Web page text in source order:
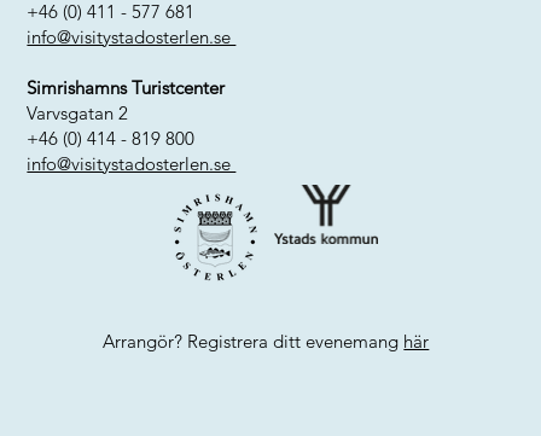
+46 (0) 411 - 577 681
info@visitystadosterlen.se
Simrishamns Turistcenter
Varvsgatan 2
+46 (0) 414 - 819 800
info@visitystadosterlen.se
Arrangör? Registrera ditt evenemang här